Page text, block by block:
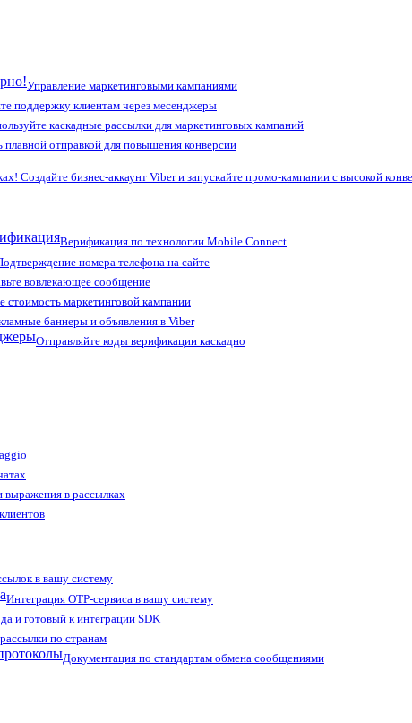
Управление маркетинговыми кампаниями
поддержку клиентам через месенджеры
каскадные рассылки для маркетинговых кампаний
плавной отправкой для повышения конверсии
Создайте бизнес-аккаунт Viber и запускайте промо-кампании с высокой
Верификация по технологии Mobile Connect
номера телефона на сайте
вовлекающее сообщение
стоимость маркетинговой кампании
баннеры и объявления в Viber
Отправляйте коды верификации каскадно
выражения в рассылках
в вашу систему
Интеграция OTP-сервиса в вашу систему
и готовый к интеграции SDK
по странам
Документация по стандартам обмена сообщениями